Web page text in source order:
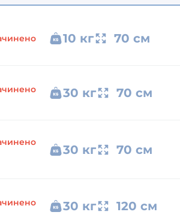
10 кг 70 см
30 кг 70 см
30 кг 70 см
30 кг 120 см